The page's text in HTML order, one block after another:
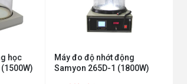
học
Máy đo độ nhớt động
Samyon 265D-1 (1800W)